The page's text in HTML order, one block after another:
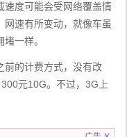
速度可能会受网络覆盖情
速有所变动，就像车虽
一样。
前的计费方式，没有改
元10G。不过，3G上